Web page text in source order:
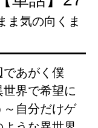
ま気の向くま
であがく僕
世界で希望に
～自分だけゲ